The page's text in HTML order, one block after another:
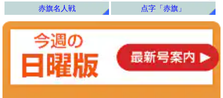
赤旗名人戦
点字「赤旗」